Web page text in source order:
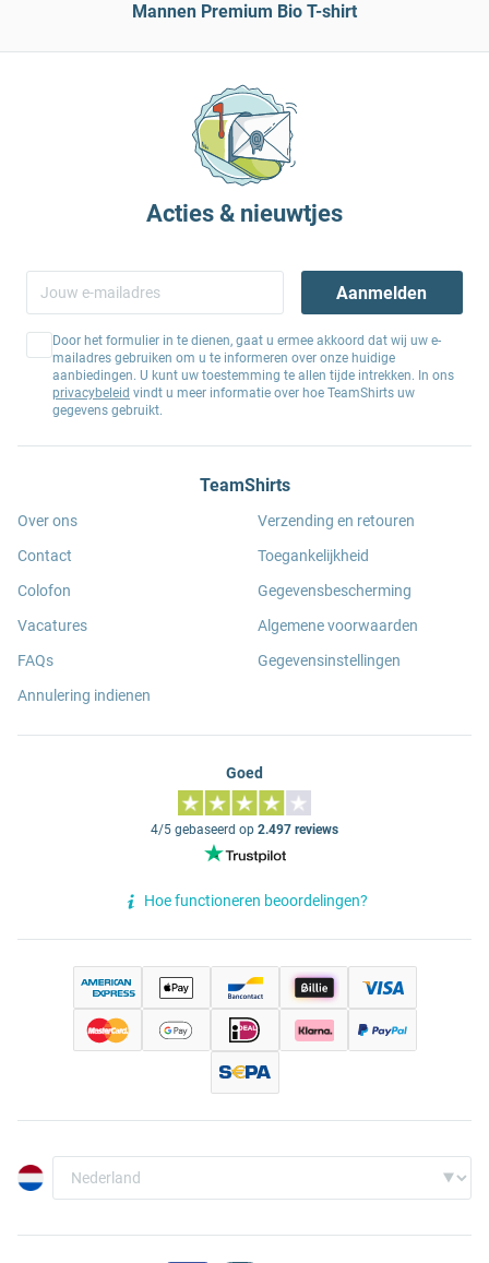
Mannen Premium Bio T-shirt
Acties & nieuwtjes
Aanmelden
Door het formulier in te dienen, gaat u ermee akkoord dat wij uw e-
mailadres gebruiken om u te informeren over onze huidige
aanbiedingen. U kunt uw toestemming te allen tijde intrekken. In ons
privacybeleid vindt u meer informatie over hoe TeamShirts uw
gegevens gebruikt.
TeamShirts
Over ons
Contact
Colofon
Vacatures
FAQs
Annulering indienen
Verzending en retouren
Toegankelijkheid
Gegevensbescherming
Algemene voorwaarden
Gegevensinstellingen
Goed
4/5 gebaseerd op 2.497 reviews
Hoe functioneren beoordelingen?